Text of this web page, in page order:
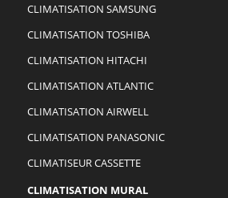
CLIMATISATION SAMSUNG
CLIMATISATION TOSHIBA
CLIMATISATION HITACHI
CLIMATISATION ATLANTIC
CLIMATISATION AIRWELL
CLIMATISATION PANASONIC
CLIMATISEUR CASSETTE
CLIMATISATION MURAL